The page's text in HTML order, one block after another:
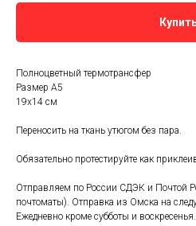
Полноцветный термотрансфер
Размер А5
19х14 см
Переносить на ткань утюгом без пара.
Обязательно протестируйте как
Отправляем по России СДЭК и Почтой
почтоматы). Отправка из Омска на
Ежедневно кроме субботы и воскресенья.